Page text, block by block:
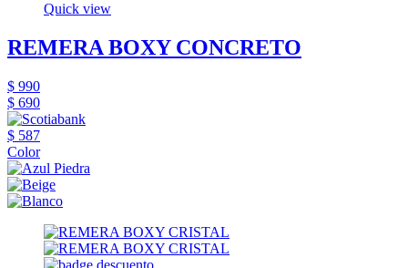
Quick view
REMERA BOXY CONCRETO
$ 990
$ 690
$ 587
Color